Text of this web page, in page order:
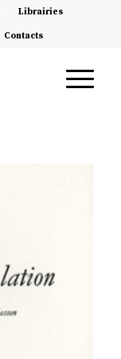
Librairies
Contacts